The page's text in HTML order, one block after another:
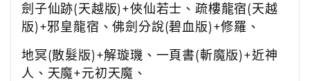
劍子仙跡(天越版)+俠仙若士、 疏樓龍宿(天越
版)+邪皇龍宿、佛劍分說(碧血版)+修羅、
地冥(散髮版)+解璇璣、一頁書(斬魔版)+近神
人、 天魔+元初天魔、